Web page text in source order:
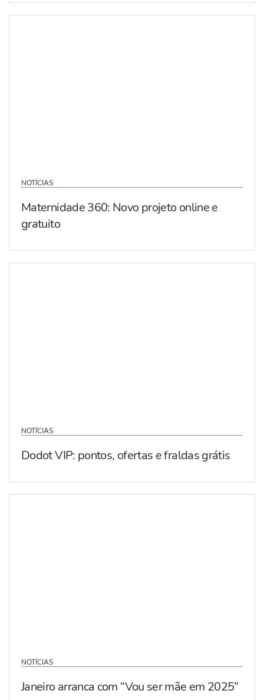
NOTÍCIAS
Maternidade 360: Novo projeto online e
gratuito
NOTÍCIAS
Dodot VIP: pontos, ofertas e fraldas grátis
NOTÍCIAS
Janeiro arranca com “Vou ser mãe em 2025”